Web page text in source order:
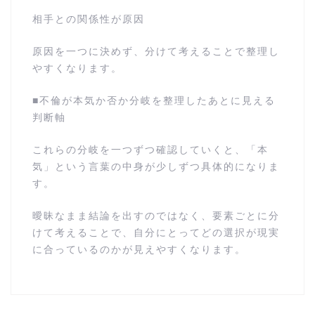
相手との関係性が原因
原因を一つに決めず、分けて考えることで整理し
やすくなります。
■不倫が本気か否か分岐を整理したあとに見える
判断軸
これらの分岐を一つずつ確認していくと、「本
気」という言葉の中身が少しずつ具体的になりま
す。
曖昧なまま結論を出すのではなく、要素ごとに分
けて考えることで、自分にとってどの選択が現実
に合っているのかが見えやすくなります。